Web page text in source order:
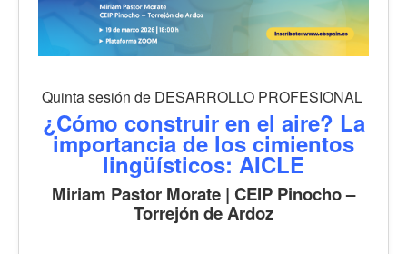
Quinta sesión de DESARROLLO PROFESIONAL
¿Cómo construir en el aire? La
importancia de los cimientos
lingüísticos: AICLE
Miriam Pastor Morate | CEIP Pinocho –
Torrejón de Ardoz